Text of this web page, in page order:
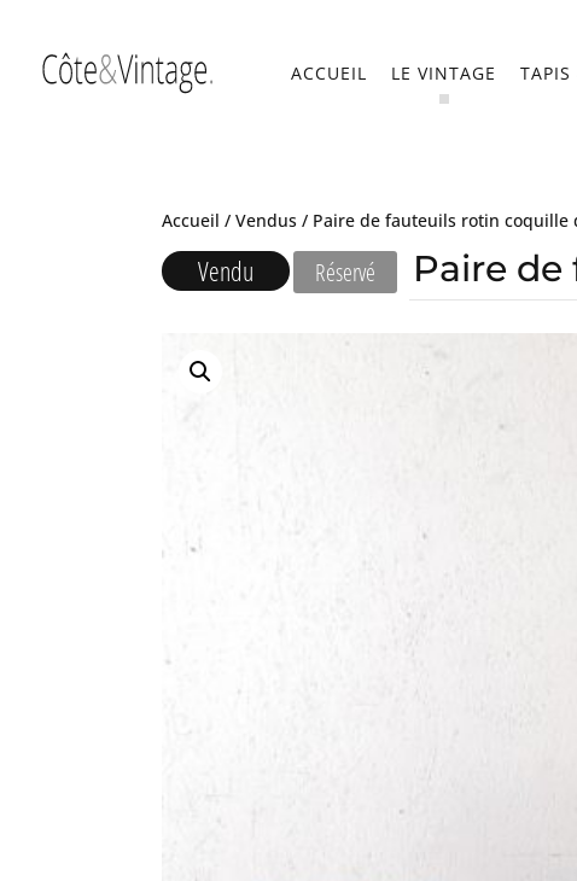
ACCUEIL LE VINTAGE
Accueil /Vendus / Paire de fauteuils rotin coquille
Vendu Réservé Paire